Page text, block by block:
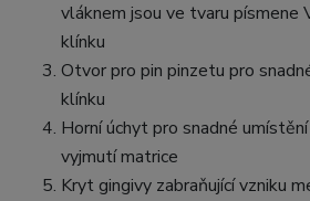
vláknem jsou ve tvaru písmene
klínku
Otvor pro pin pinzetu pro
klínku
Horní úchyt pro snadné
vyjmutí matrice
Kryt gingivy zabraňující vzniku